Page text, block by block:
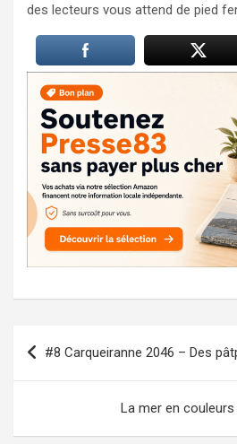
des lecteurs vous attend de pied
Navigation
de
#8 Carqueiranne 2046 – Des
La mer en